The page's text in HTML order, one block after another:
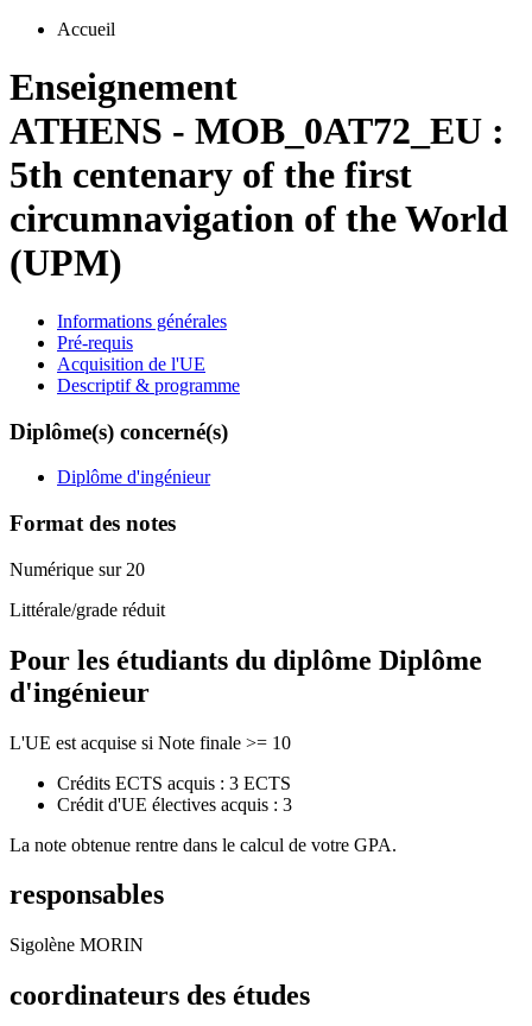
Accueil
Enseignement
ATHENS - MOB_0AT72_EU :
5th centenary of the first
circumnavigation of the World
(UPM)
Informations générales
Pré-requis
Acquisition de l'UE
Descriptif & programme
Diplôme(s) concerné(s)
Diplôme d'ingénieur
Format des notes
Numérique sur 20
Littérale/grade réduit
Pour les étudiants du diplôme Diplôme
d'ingénieur
L'UE est acquise si Note finale >= 10
Crédits ECTS acquis : 3 ECTS
Crédit d'UE électives acquis : 3
La note obtenue rentre dans le calcul de votre GPA.
responsables
Sigolène MORIN
coordinateurs des études